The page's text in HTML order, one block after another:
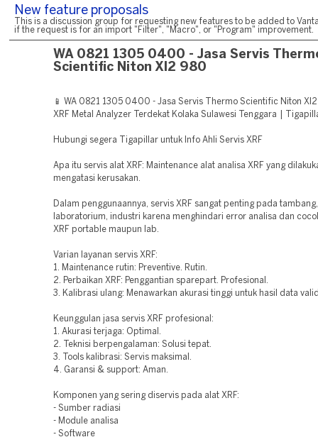
New feature proposals
This is a discussion group for requesting new features to be added to
if the request is for an import "Filter", "Macro", or "Program" improvement.
WA 0821 1305 0400 - Jasa Servis
Scientific Niton Xl2 980
📱 WA 0821 1305 0400 - Jasa Servis Thermo Scientific Niton
XRF Metal Analyzer Terdekat Kolaka Sulawesi Tenggara |
Hubungi segera Tigapillar untuk Info Ahli Servis XRF
Apa itu servis alat XRF: Maintenance alat analisa XRF yang
mengatasi kerusakan.
Dalam penggunaannya, servis XRF sangat penting pada tambang,
laboratorium, industri karena menghindari error analisa dan
XRF portable maupun lab.
Varian layanan servis XRF:
1. Maintenance rutin: Preventive. Rutin.
2. Perbaikan XRF: Penggantian sparepart. Profesional.
3. Kalibrasi ulang: Menawarkan akurasi tinggi untuk hasil data
Keunggulan jasa servis XRF profesional:
1. Akurasi terjaga: Optimal.
2. Teknisi berpengalaman: Solusi tepat.
3. Tools kalibrasi: Servis maksimal.
4. Garansi & support: Aman.
Komponen yang sering diservis pada alat XRF:
- Sumber radiasi
- Module analisa
- Software